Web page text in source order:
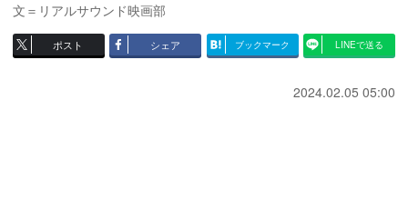
文＝リアルサウンド映画部
ポスト シェア ブックマーク LINEで送る
2024.02.05 05:00